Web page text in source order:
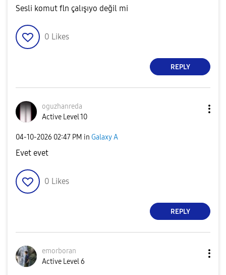
Sesli komut fln çalışıyo değil mi
0 Likes
REPLY
oguzhanreda
Active Level 10
‎04-10-2026 02:47 PM in Galaxy A
Evet evet
0 Likes
REPLY
emorboran
Active Level 6